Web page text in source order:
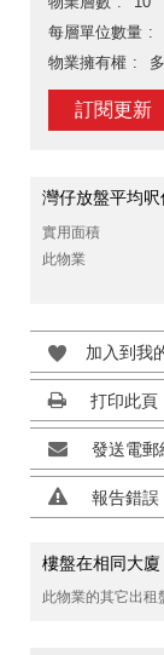
每層單位數量
物業擁有權
訂閱更新
灣仔放盤平均呎
實用面積
此物業
加入到我
打印此頁
發送電郵
報告錯誤
樓盤在相同大廈
此物業的其它出租